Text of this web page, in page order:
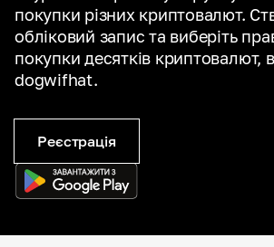
покупки різних криптовалют.
обліковий запис та виберіть
покупки десятків криптовалют,
dogwifhat.
Реєстрація